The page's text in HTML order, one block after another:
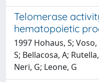
Telomerase
hematopoietic
1997 Hohaus, S;
S; Bellacosa, A;
Neri, G; Leone, G